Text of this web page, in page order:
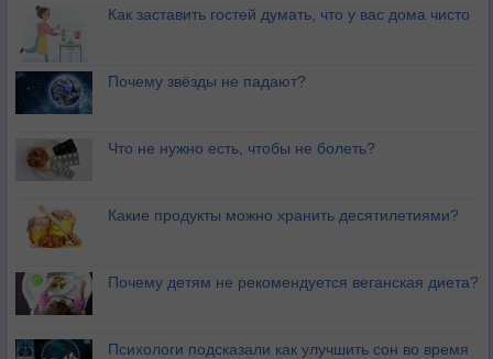
Как заставить гостей думать, что у вас дома чисто
Почему звёзды не падают?
Что не нужно есть, чтобы не болеть?
Какие продукты можно хранить десятилетиями?
Почему детям не рекомендуется веганская диета?
Психологи подсказали как улучшить сон во время